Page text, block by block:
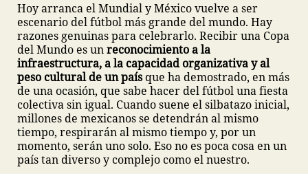
Hoy arranca el Mundial y México vuelve a ser
escenario del fútbol más grande del mundo. Hay
razones genuinas para celebrarlo. Recibir una Copa
del Mundo es unreconocimiento a la
infraestructura, a la capacidad organizativa y al
peso cultural de un paísque ha demostrado, en más
de una ocasión, que sabe hacer del fútbol una fiesta
colectiva sin igual. Cuando suene el silbatazo inicial,
millones de mexicanos se detendrán al mismo
tiempo, respirarán al mismo tiempo y, por un
momento, serán uno solo. Eso no es poca cosa en un
país tan diverso y complejo como el nuestro.